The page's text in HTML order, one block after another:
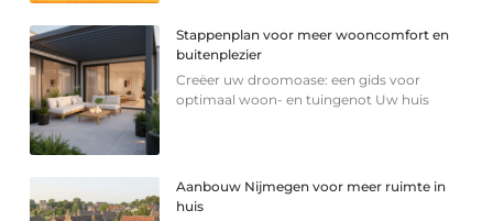
Stappenplan voor meer wooncomfort en
buitenplezier
Creëer uw droomoase: een gids voor
optimaal woon- en tuingenot Uw huis
Aanbouw Nijmegen voor meer ruimte in
huis